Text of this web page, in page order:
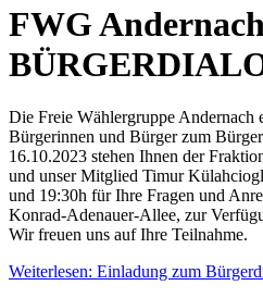
FWG
Die Freie Wählergruppe Andernach
Bürgerinnen und Bürger zum
16.10.2023 stehen Ihnen der
und unser Mitglied Timur
und 19:30h für Ihre Fragen und
Konrad-Adenauer-Allee, zur
Wir freuen uns auf Ihre Teilnahme.
Weiterlesen: Einladung zum